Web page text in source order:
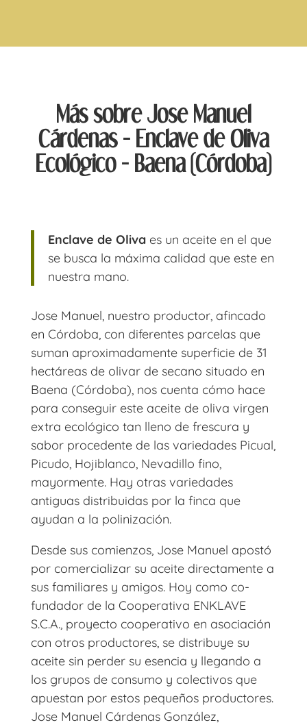
Más sobre Jose Manuel
Cárdenas - Enclave de Oliva
Ecológico - Baena (Córdoba)
Enclave de Olivaes un aceite en el que
se busca la máxima calidad que este en
nuestra mano.
Jose Manuel, nuestro productor, afincado
en Córdoba, con diferentes parcelas que
suman aproximadamente superficie de 31
hectáreas de olivar de secano situado en
Baena (Córdoba), nos cuenta cómo hace
para conseguir este aceite de oliva virgen
extra ecológico tan lleno de frescura y
sabor procedente de las variedades Picual,
Picudo, Hojiblanco, Nevadillo fino,
mayormente. Hay otras variedades
antiguas distribuidas por la finca que
ayudan a la polinización.
Desde sus comienzos, Jose Manuel apostó
por comercializar su aceite directamente a
sus familiares y amigos. Hoy como co-
fundador de la Cooperativa ENKLAVE
S.C.A., proyecto cooperativo en asociación
con otros productores, se distribuye su
aceite sin perder su esencia y llegando a
los grupos de consumo y colectivos que
apuestan por estos pequeños productores.
Jose Manuel Cárdenas González,